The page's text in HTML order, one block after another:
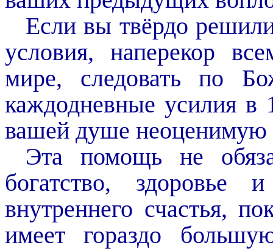
Если вы твёрдо
условия, наперекор
мире, следовать по
каждодневные усилия в
вашей душе
Эта помощь не
богатство, здоровье
внутреннего счастья,
имеет гораздо